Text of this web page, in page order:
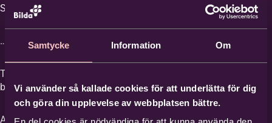
Samtycke Information Om
Vi använder så kallade cookies för att underlätta för dig
och göra din upplevelse av webbplatsen bättre.
Stockholms Kulturskola
…och fler medverkande presenteras snart!
Ta med kompisar, instrument, dansskor eller
bara gott humör.
Alla är välkomna!